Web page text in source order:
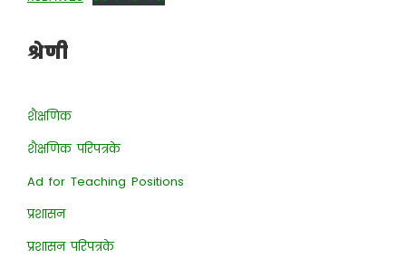
श्रेणी
शैक्षणिक
शैक्षणिक परिपत्रके
Ad for Teaching Positions
प्रशासन
प्रशासन परिपत्रके